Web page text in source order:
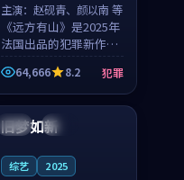
主演： 赵砚青、颜以南 等
《远方有山》是2025年
法国出品的犯罪新作，
主创团队希望用高校追
梦的故事让观众停下来
想一想。赵砚青领衔，
颜以南担任重要角色，
山田纯一的叙事节奏
64,666 8.2 犯罪
中国 高分
旧梦如新
综艺 2025